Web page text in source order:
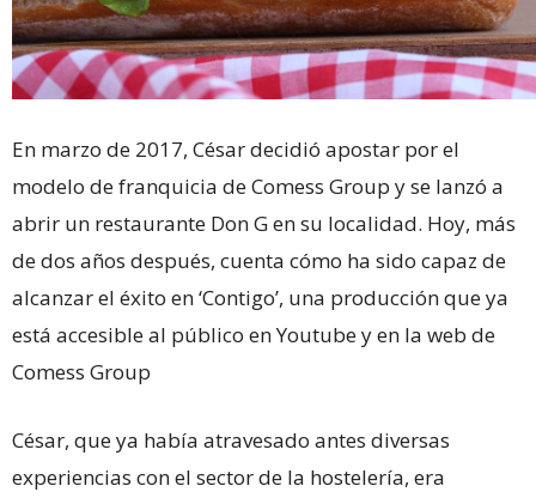
En marzo de 2017, César decidió apostar por el
modelo de franquicia de Comess Group y se lanzó a
abrir un restaurante Don G en su localidad. Hoy, más
de dos años después, cuenta cómo ha sido capaz de
alcanzar el éxito en ‘Contigo’, una producción que ya
está accesible al público en Youtube y en la web de
Comess Group
César, que ya había atravesado antes diversas
experiencias con el sector de la hostelería, era